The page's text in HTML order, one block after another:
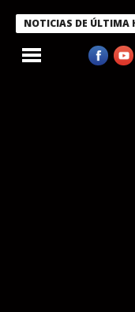
NOTICIAS DE ÚLTIMA
condecora a